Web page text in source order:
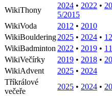
WikiThony
2024 • 2022 •
5/2015
WikiVoda
2012 • 2010
WikiBouldering2025 • 2024 •
WikiBadminton 2022 • 2019 •
WikiVečírky
2019 • 2018 •
WikiAdvent
2025 • 2024
Tříkrálové
večeře
2025 • 2024 •